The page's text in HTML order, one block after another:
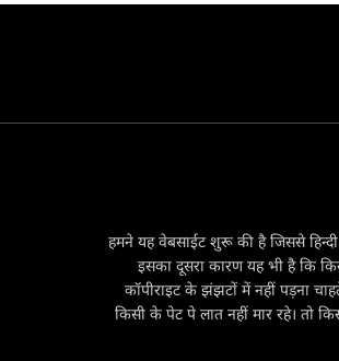
हमने यह वेबसाईट शुरू की है जिससे
इसका दूसरा कारण यह भी है कि
कॉपीराइट के झंझटों में नहीं पड़ना
किसी के पेट पे लात नहीं मार रहे। तो